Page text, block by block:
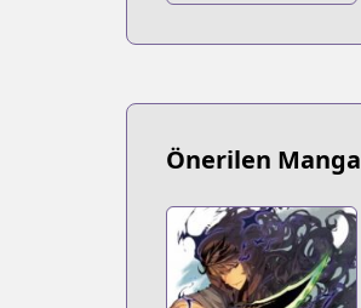
Önerilen Manga